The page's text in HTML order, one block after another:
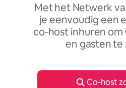
Met het Netwerk
je eenvoudig een
co‑host inhuren
en gasten te
Co‑host